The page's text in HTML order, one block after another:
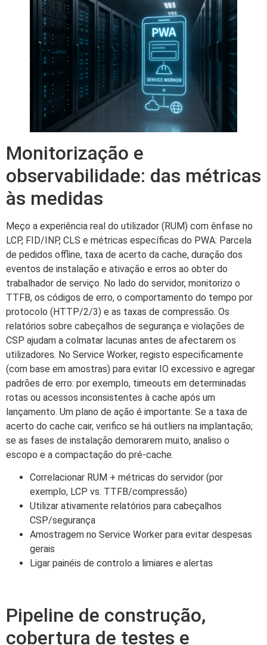
Monitorização e
observabilidade: das métricas
às medidas
Meço a experiência real do utilizador (RUM) com ênfase no
LCP, FID/INP, CLS e métricas específicas do PWA: Parcela
de pedidos offline, taxa de acerto da cache, duração dos
eventos de instalação e ativação e erros ao obter do
trabalhador de serviço. No lado do servidor, monitorizo o
TTFB, os códigos de erro, o comportamento do tempo por
protocolo (HTTP/2/3) e as taxas de compressão. Os
relatórios sobre cabeçalhos de segurança e violações de
CSP ajudam a colmatar lacunas antes de afectarem os
utilizadores. No Service Worker, registo especificamente
(com base em amostras) para evitar IO excessivo e agregar
padrões de erro: por exemplo, timeouts em determinadas
rotas ou acessos inconsistentes à cache após um
lançamento. Um plano de ação é importante: Se a taxa de
acerto do cache cair, verifico se há outliers na implantação;
se as fases de instalação demorarem muito, analiso o
escopo e a compactação do pré-cache.
Correlacionar RUM + métricas do servidor (por
exemplo, LCP vs. TTFB/compressão)
Utilizar ativamente relatórios para cabeçalhos
CSP/segurança
Amostragem no Service Worker para evitar despesas
gerais
Ligar painéis de controlo a limiares e alertas
Pipeline de construção,
cobertura de testes e